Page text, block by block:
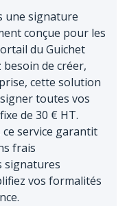
une signature
conçue pour les
du Guichet
besoin de créer,
cette solution
toutes vos
de 30 € HT.
service garantit
frais
signatures
vos formalités